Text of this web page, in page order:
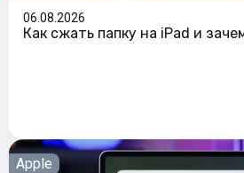
06.08.2026
Как сжать папку на iPad и
Apple